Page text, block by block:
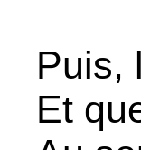
Puis,
Et